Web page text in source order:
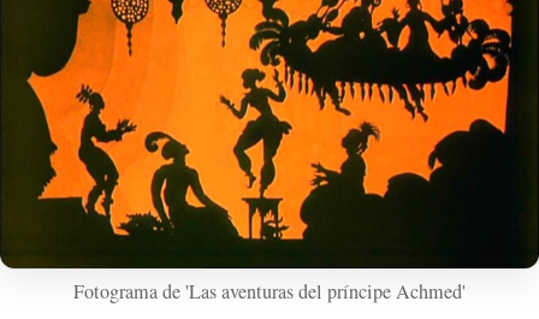
Fotograma de 'Las aventuras del príncipe Achmed'